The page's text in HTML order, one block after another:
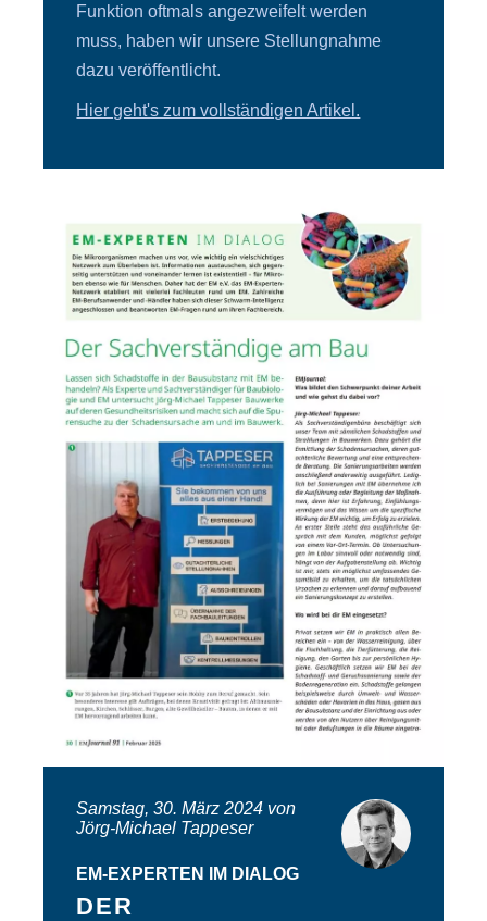
Funktion oftmals angezweifelt werden
muss, haben wir unsere Stellungnahme
dazu veröffentlicht.
Hier geht's zum vollständigen Artikel.
Samstag, 30. März 2024 von
Jörg-Michael Tappeser
EM-EXPERTEN IM DIALOG
DER